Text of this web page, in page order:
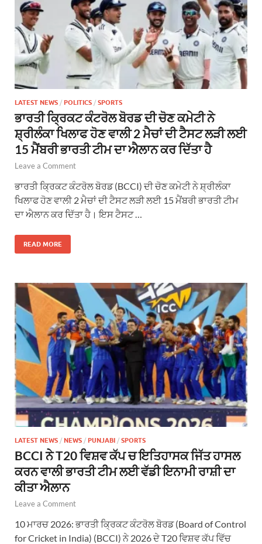
LATEST NEWS / POLITICS / SPORTS
ਭਾਰਤੀ ਕ੍ਰਿਕਟ ਕੰਟਰੋਲ ਬੋਰਡ ਦੀ ਚੋਣ ਕਮੇਟੀ ਨੇ
ਸ਼੍ਰੀਲੰਕਾ ਖਿਲਾਫ ਹੋਣ ਵਾਲੀ 2 ਮੈਚਾਂ ਦੀ ਟੈਸਟ ਲੜੀ ਲਈ
15 ਮੈਂਬਰੀ ਭਾਰਤੀ ਟੀਮ ਦਾ ਐਲਾਨ ਕਰ ਦਿੱਤਾ ਹੈ
Leave a Comment
ਭਾਰਤੀ ਕ੍ਰਿਕਟ ਕੰਟਰੋਲ ਬੋਰਡ (BCCI) ਦੀ ਚੋਣ ਕਮੇਟੀ ਨੇ ਸ਼੍ਰੀਲੰਕਾ
ਖਿਲਾਫ ਹੋਣ ਵਾਲੀ 2 ਮੈਚਾਂ ਦੀ ਟੈਸਟ ਲੜੀ ਲਈ 15 ਮੈਂਬਰੀ ਭਾਰਤੀ ਟੀਮ
ਦਾ ਐਲਾਨ ਕਰ ਦਿੱਤਾ ਹੈ। ਇਸ ਟੈਸਟ …
READ MORE
LATEST NEWS / NEWS / PUNJABI / SPORTS
BCCI ਨੇ T20 ਵਿਸ਼ਵ ਕੱਪ ਚ ਇਤਿਹਾਸਕ ਜਿੱਤ ਹਾਸਲ
ਕਰਨ ਵਾਲੀ ਭਾਰਤੀ ਟੀਮ ਲਈ ਵੱਡੀ ਇਨਾਮੀ ਰਾਸ਼ੀ ਦਾ
ਕੀਤਾ ਐਲਾਨ
Leave a Comment
10 ਮਾਰਚ 2026: ਭਾਰਤੀ ਕ੍ਰਿਕਟ ਕੰਟਰੋਲ ਬੋਰਡ (Board of Control
for Cricket in India) (BCCI) ਨੇ 2026 ਦੇ T20 ਵਿਸ਼ਵ ਕੱਪ ਵਿੱਚ